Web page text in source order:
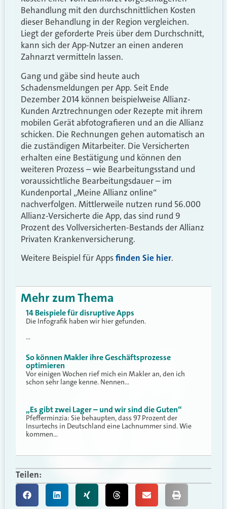
Behandlung mit den durchschnittlichen Kosten
dieser Behandlung in der Region vergleichen.
Liegt der geforderte Preis über dem Durchschnitt,
kann sich der App-Nutzer an einen anderen
Zahnarzt vermitteln lassen.
Gang und gäbe sind heute auch
Schadensmeldungen per App. Seit Ende
Dezember 2014 können beispielweise Allianz-
Kunden Arztrechnungen oder Rezepte mit ihrem
mobilen Gerät abfotografieren und an die Allianz
schicken. Die Rechnungen gehen automatisch an
die zuständigen Mitarbeiter. Die Versicherten
erhalten eine Bestätigung und können den
weiteren Prozess – wie Bearbeitungsstand und
voraussichtliche Bearbeitungsdauer – im
Kundenportal „Meine Allianz online“
nachverfolgen. Mittlerweile nutzen rund 56.000
Allianz-Versicherte die App, das sind rund 9
Prozent des Vollversicherten-Bestands der Allianz
Privaten Krankenversicherung.
Weitere Beispiel für Appsfinden Sie hier.
Mehr zum Thema
14 Beispiele für disruptive Apps
Die Infografik haben wir hier gefunden.
…
So können Makler ihre Geschäftsprozesse
optimieren
Vor einigen Wochen rief mich ein Makler an, den ich
schon sehr lange kenne. Nennen…
„Es gibt zwei Lager – und wir sind die Guten“
Pfefferminzia: Sie behaupten, dass 97 Prozent der
Insurtechs in Deutschland eine Lachnummer sind. Wie
kommen…
Teilen: